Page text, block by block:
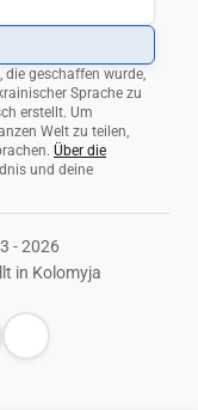
geschaffen wurde,
Sprache zu
erstellt. Um
Welt zu teilen,
Über die
und deine
- 2026
in Kolomyja